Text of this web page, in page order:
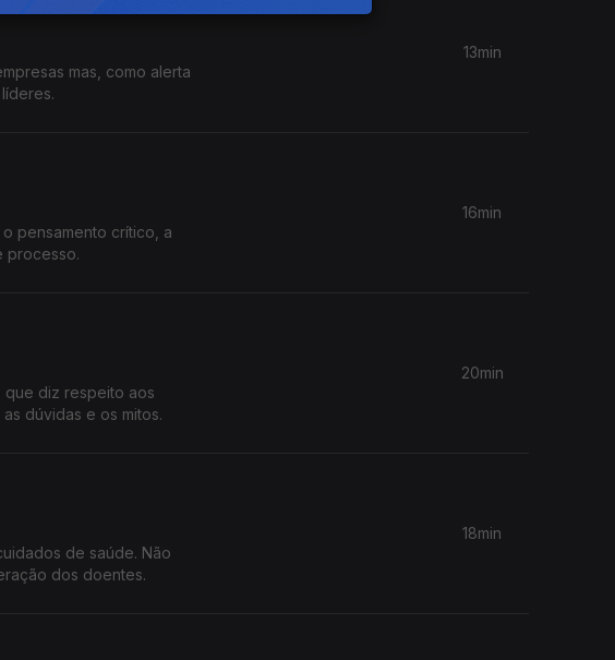
mas, como alerta
13min
pensamento crítico, a
processo.
16min
que diz respeito aos
dúvidas e os mitos.
20min
de saúde. Não
dos doentes.
18min